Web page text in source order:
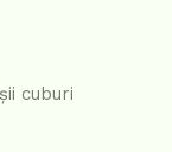
cuburi